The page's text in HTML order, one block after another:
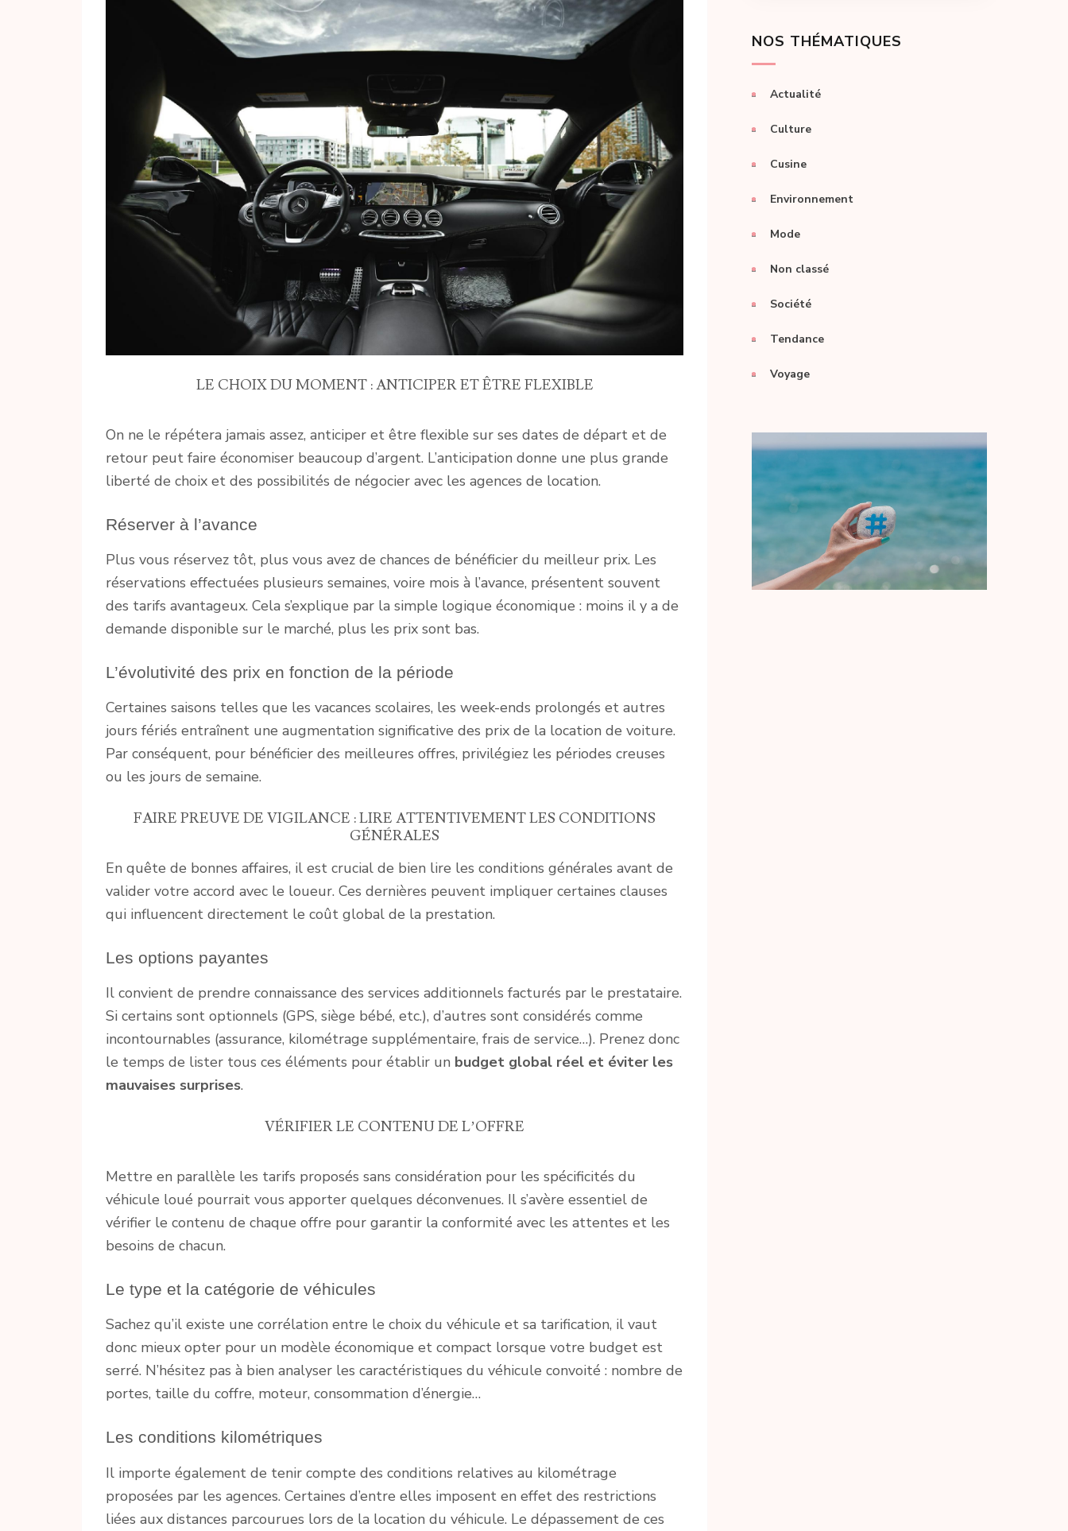
LE CHOIX DU MOMENT : ANTICIPER ET ÊTRE FLEXIBLE
On ne le répétera jamais assez, anticiper et être flexible sur ses dates de départ et de
retour peut faire économiser beaucoup d’argent. L’anticipation donne une plus grande
liberté de choix et des possibilités de négocier avec les agences de location.
Réserver à l’avance
Plus vous réservez tôt, plus vous avez de chances de bénéficier du meilleur prix. Les
réservations effectuées plusieurs semaines, voire mois à l’avance, présentent souvent
des tarifs avantageux. Cela s’explique par la simple logique économique : moins il y a de
demande disponible sur le marché, plus les prix sont bas.
L’évolutivité des prix en fonction de la période
Certaines saisons telles que les vacances scolaires, les week-ends prolongés et autres
jours fériés entraînent une augmentation significative des prix de la location de voiture.
Par conséquent, pour bénéficier des meilleures offres, privilégiez les périodes creuses
ou les jours de semaine.
FAIRE PREUVE DE VIGILANCE : LIRE ATTENTIVEMENT LES CONDITIONS
GÉNÉRALES
En quête de bonnes affaires, il est crucial de bien lire les conditions générales avant de
valider votre accord avec le loueur. Ces dernières peuvent impliquer certaines clauses
qui influencent directement le coût global de la prestation.
Les options payantes
Il convient de prendre connaissance des services additionnels facturés par le prestataire.
Si certains sont optionnels (GPS, siège bébé, etc.), d’autres sont considérés comme
incontournables (assurance, kilométrage supplémentaire, frais de service…). Prenez donc
le temps de lister tous ces éléments pour établir un budget global réel et éviter les
mauvaises surprises.
VÉRIFIER LE CONTENU DE L’OFFRE
Mettre en parallèle les tarifs proposés sans considération pour les spécificités du
véhicule loué pourrait vous apporter quelques déconvenues. Il s’avère essentiel de
vérifier le contenu de chaque offre pour garantir la conformité avec les attentes et les
besoins de chacun.
Le type et la catégorie de véhicules
Sachez qu’il existe une corrélation entre le choix du véhicule et sa tarification, il vaut
donc mieux opter pour un modèle économique et compact lorsque votre budget est
serré. N’hésitez pas à bien analyser les caractéristiques du véhicule convoité : nombre de
portes, taille du coffre, moteur, consommation d’énergie…
Les conditions kilométriques
Il importe également de tenir compte des conditions relatives au kilométrage
proposées par les agences. Certaines d’entre elles imposent en effet des restrictions
liées aux distances parcourues lors de la location du véhicule. Le dépassement de ces
NOS THÉMATIQUES
Actualité
Culture
Cusine
Environnement
Mode
Non classé
Société
Tendance
Voyage